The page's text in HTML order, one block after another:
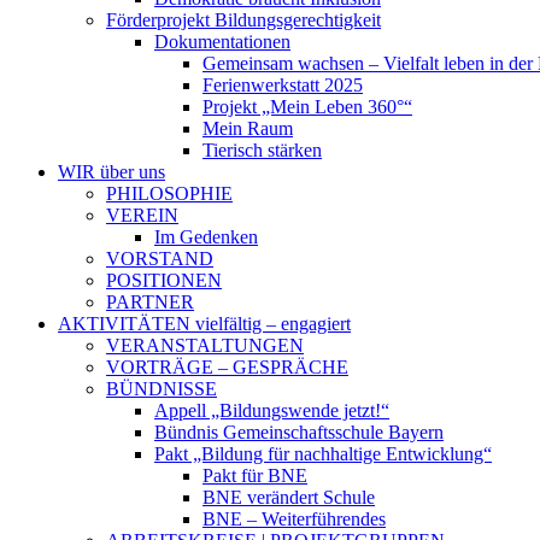
Förderprojekt Bildungsgerechtigkeit
Dokumentationen
Gemeinsam wachsen – Vielfalt leben in der
Ferienwerkstatt 2025
Projekt „Mein Leben 360°“
Mein Raum
Tierisch stärken
WIR über uns
PHILOSOPHIE
VEREIN
Im Gedenken
VORSTAND
POSITIONEN
PARTNER
AKTIVITÄTEN vielfältig – engagiert
VERANSTALTUNGEN
VORTRÄGE – GESPRÄCHE
BÜNDNISSE
Appell „Bildungswende jetzt!“
Bündnis Gemeinschaftsschule Bayern
Pakt „Bildung für nachhaltige Entwicklung“
Pakt für BNE
BNE verändert Schule
BNE – Weiterführendes